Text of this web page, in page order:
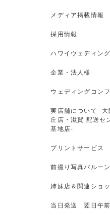
メディア掲載情報
採用情報
ハワイウェディン
企業・法人様
ウェディングコン
実店舗について -
丘店・滋賀 配送セ
基地店-
プリントサービス
前撮り写真バルー
姉妹店＆関連ショ
当日発送 翌日午